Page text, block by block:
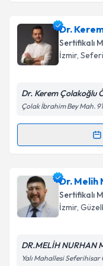
Uzm. Dr.
oluşturun. Size
takvim
Kişisel
Metni'ni
Dr.
Sertifikalı
İzmir,
Dr. Kerem Çolakoğlu
Çolak İbrahim Bey Mah.
Randevu
Dr. Kerem
oluşturun. Size
takvim
Dr. Melih
Sertifikalı
İzmir,
DR.MELİH NURHAN
Yalı Mahallesi Seferihisar